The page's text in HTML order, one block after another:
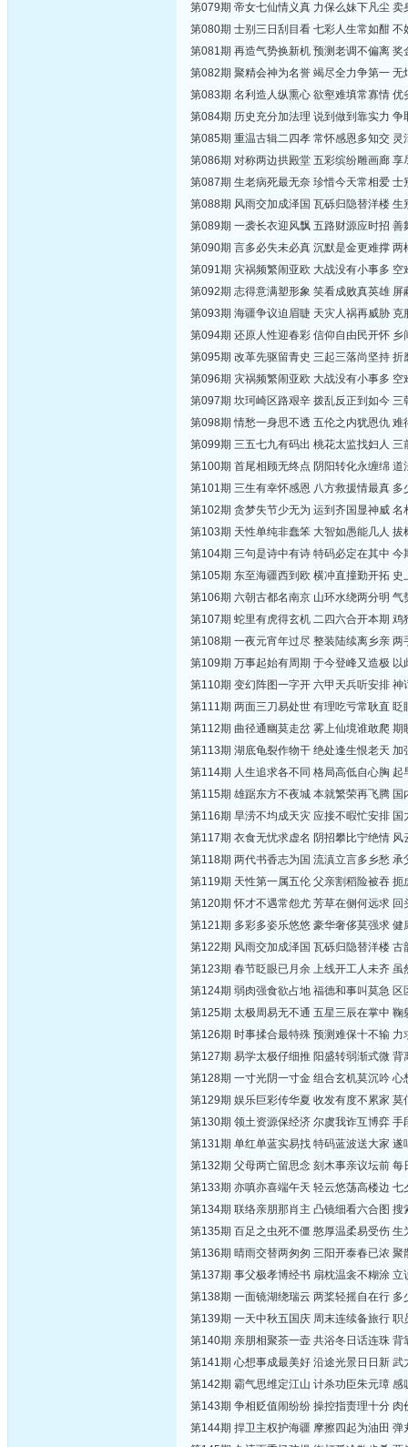
第079期 帝女七仙情义真 力保么妹下凡尘
第080期 士别三日刮目看 七彩人生常如酣
第081期 再造气势换新机 预测老调不偏离
第082期 聚精会神为名誉 竭尽全力争第一
第083期 名利造人纵熏心 欲壑难填常寡情
第084期 历史充分加法理 说到做到靠实力
第085期 重温古辑二四孝 常怀感恩多知交
第086期 对称两边拱殿堂 五彩缤纷雕画廊
第087期 生老病死最无奈 珍惜今天常相爱
第088期 风雨交加成泽国 瓦砾归隐替洋楼
第089期 一袭长衣迎风飘 五路财源应时招
第090期 言多必失未必真 沉默是金更难撑
第091期 灾祸频繁闹亚欧 大战没有小事多
第092期 志得意满塑形象 笑看成败真英雄
第093期 海疆争议迫眉睫 天灾人祸再威胁
第094期 还原人性迎春彩 信仰自由民开怀
第095期 改革先驱留青史 三起三落尚坚持
第096期 灾祸频繁闹亚欧 大战没有小事多
第097期 坎珂崎区路艰辛 拨乱反正到如今
第098期 情愁一身思不透 五伦之内犹恩仇
第099期 三五七九有码出 桃花太监找妇人
第100期 首尾相顾无终点 阴阳转化永缠绵
第101期 三生有幸怀感恩 八方救援情最真
第102期 贪梦失节少无为 运到齐国显神威
第103期 天性单纯非蠢笨 大智如愚能几人
第104期 三句是诗中有诗 特码必定在其中
第105期 东至海疆西到欧 横冲直撞勤开拓
第106期 六朝古都名南京 山环水绕两分明
第107期 蛇里有虎得玄机 二四六合开本期
第108期 一夜元宵年过尽 整装陆续离乡亲
第109期 万事起始有周期 于今登峰又造极
第110期 变幻阵图一字开 六甲天兵听安排
第111期 两面三刀易处世 有理吃亏常耿直
第112期 曲径通幽莫走岔 雾上仙境谁敢爬
第113期 湖底龟裂作物干 绝处逢生恨老天
第114期 人生追求各不同 格局高低自心胸
第115期 雄踞东方不夜城 本就繁荣再飞腾
第116期 旱涝不均成天灾 应接不暇忙安排
第117期 衣食无忧求虚名 阴招攀比宁绝情
第118期 两代书香志为国 流滇立言多乡愁
第119期 天性第一属五伦 父亲割稻险被吞
第120期 怀才不遇常怨尤 芳草在侧何远求
第121期 多彩多姿乐悠悠 豪华奢侈莫强求
第122期 风雨交加成泽国 瓦砾归隐替洋楼
第123期 春节眨眼已月余 上线开工人未齐
第124期 弱肉强食欲占地 福德和事叫莫急
第125期 太极周易无不通 五星三辰在掌中
第126期 时事揉合最特殊 预测难保十不输
第127期 易学太极仔细推 阳盛转弱渐式微
第128期 一寸光阴一寸金 组合玄机莫沉吟
第129期 娱乐巨彩传华夏 收发有度不累家
第130期 领土资源保经济 尔虞我诈互博弈
第131期 单红单蓝实易找 特码蓝波送大家
第132期 父母两亡留思念 刻木事亲议坛前
第133期 亦嗔亦喜端午天 轻云悠荡高楼边
第134期 联络亲朋那肖主 凸镜细看六合图
第135期 百足之虫死不僵 憨厚温柔易受伤
第136期 晴雨交替两匆匆 三阳开泰春已浓
第137期 事父极孝博经书 扇枕温衾不糊涂
第138期 一面镜湖绕瑞云 两桨轻摇自在行
第139期 一天中秋五国庆 周末连续备旅行
第140期 亲朋相聚茶一壶 共浴冬日话连珠
第141期 心想事成最美好 沿途光景日日新
第142期 霸气思维定江山 计杀功臣朱元璋
第143期 争相贬值闹纷纷 操控指责理十分
第144期 捍卫主权护海疆 摩擦四起为油田